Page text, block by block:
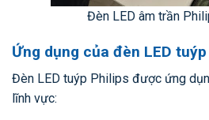
Đèn LED âm trần
Ứng dụng của đèn LED
Đèn LED tuýp Philips được ứng
lĩnh vực: